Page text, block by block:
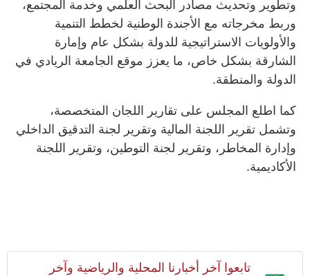
وتطوير وتحديث مصادر البحث العلمي وخدمة المجتمع،
وربط مخرجاته مع الأجندة الوطنية لخطط التنمية
والأولويات الاستراتيجية للدولة بشكل عام وإمارة
الشارقة بشكل خاص، ما يعزز موقع الجامعة الريادي في
الدولة والمنطقة.
كما اطلع المجلس على تقارير اللجان المتخصصة،
وتشمل تقرير اللجنة المالية وتقرير لجنة التدقيق الداخلي
وإدارة المخاطر، وتقرير لجنة التوطين، وتقرير اللجنة
الأكاديمية.
تابعوا آخر أخبارنا المحلية والرياضية وآخر